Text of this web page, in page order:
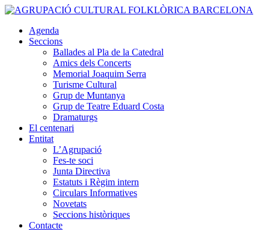
Vés al contingut
Navegació
principal
Agenda
Seccions
Ballades al Pla de la Catedral
Amics dels Concerts
Memorial Joaquim Serra
Turisme Cultural
Grup de Muntanya
Grup de Teatre Eduard Costa
Dramaturgs
El centenari
Entitat
L’Agrupació
Fes-te soci
Junta Directiva
Estatuts i Règim intern
Circulars Informatives
Novetats
Seccions històriques
Contacte